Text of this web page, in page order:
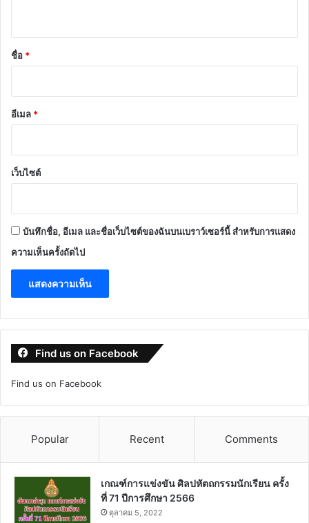
*
ชื่อ *
อีเมล *
เว็บไซต์
บันทึกชื่อ, อีเมล และชื่อเว็บไซต์ของฉันบนเบราว์เซอร์นี้ สำหรับการแสดง
ความเห็นครั้งถัดไป
Find us on Facebook
Find us on Facebook
Popular Recent Comments
เกณฑ์การแข่งขัน ศิลปหัตถกรรมนักเรียน ครั้ง
ที่ 71 ปีการศึกษา 2566
ตุลาคม 5, 2022